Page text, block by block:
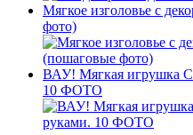
Мягкое изголовье с
фото)
ВАУ! Мягкая игрушка
10 ФОТО